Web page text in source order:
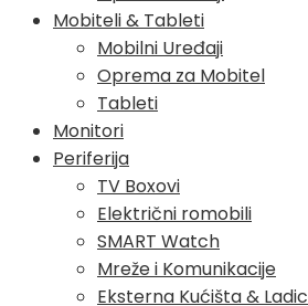
Mobiteli & Tableti
Mobilni Uređaji
Oprema za Mobitel
Tableti
Monitori
Periferija
TV Boxovi
Električni romobili
SMART Watch
Mreže i Komunikacije
Eksterna Kućišta &